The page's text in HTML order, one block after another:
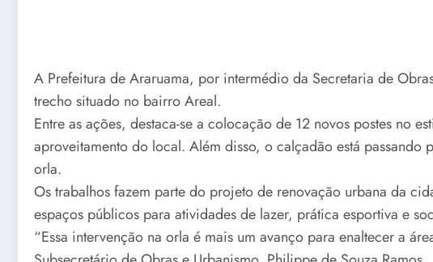
A Prefeitura de Araruama, por intermédio da Secretaria de
trecho situado no bairro Areal.
Entre as ações, destaca-se a colocação de 12 novos postes no
aproveitamento do local. Além disso, o calçadão está
orla.
Os trabalhos fazem parte do projeto de renovação urbana da
espaços públicos para atividades de lazer, prática esportiva e
“Essa intervenção na orla é mais um avanço para enaltecer a